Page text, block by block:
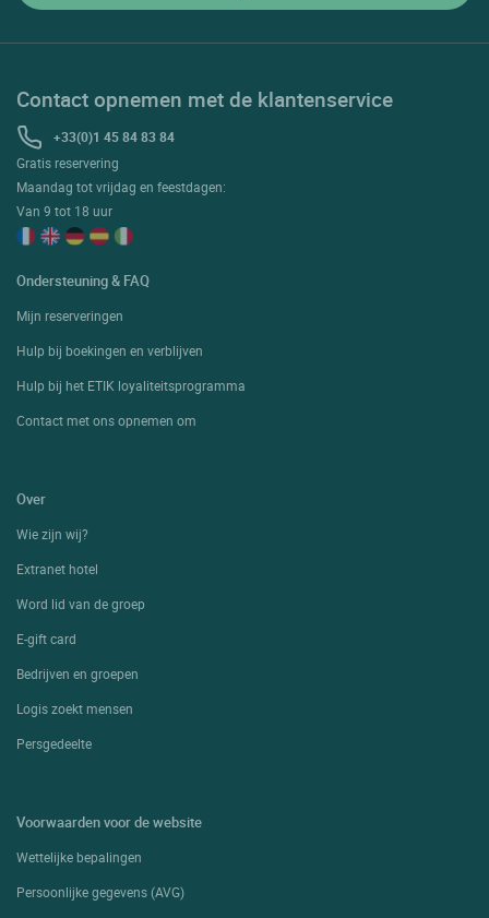
Contact opnemen met de klantenservice
+33(0)1 45 84 83 84
Gratis reservering
Maandag tot vrijdag en feestdagen:
Van 9 tot 18 uur
Ondersteuning & FAQ
Mijn reserveringen
Hulp bij boekingen en verblijven
Hulp bij het ETIK loyaliteitsprogramma
Contact met ons opnemen om
Over
Wie zijn wij?
Extranet hotel
Word lid van de groep
E-gift card
Bedrijven en groepen
Logis zoekt mensen
Persgedeelte
Voorwaarden voor de website
Wettelijke bepalingen
Persoonlijke gegevens (AVG)